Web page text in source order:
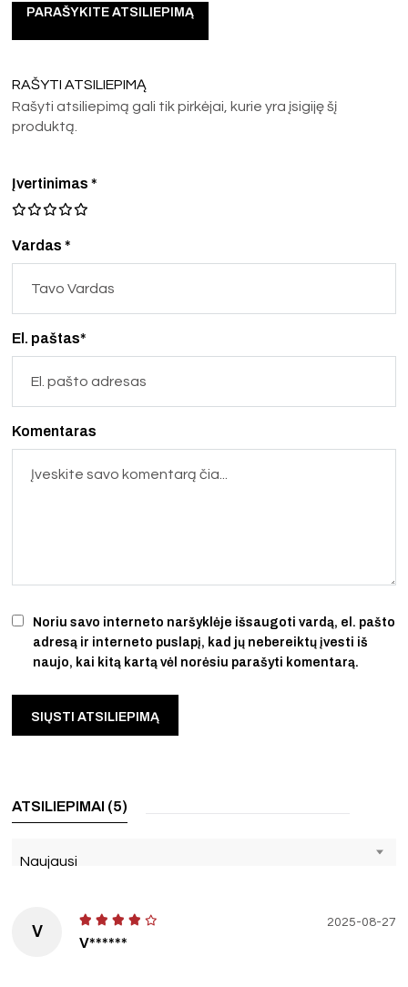
PARAŠYKITE ATSILIEPIMĄ
RAŠYTI ATSILIEPIMĄ
Rašyti atsiliepimą gali tik pirkėjai, kurie yra įsigiję šį
produktą.
Vardas *
El. paštas*
Noriu savo interneto naršyklėje išsaugoti vardą, el. pašto
adresą ir interneto puslapį, kad jų nebereiktų įvesti iš
naujo, kai kitą kartą vėl norėsiu parašyti komentarą.
Įvertinimas*
Komentaras
ATSILIEPIMAI (5)
Naujausi
V
V******
2025-08-27